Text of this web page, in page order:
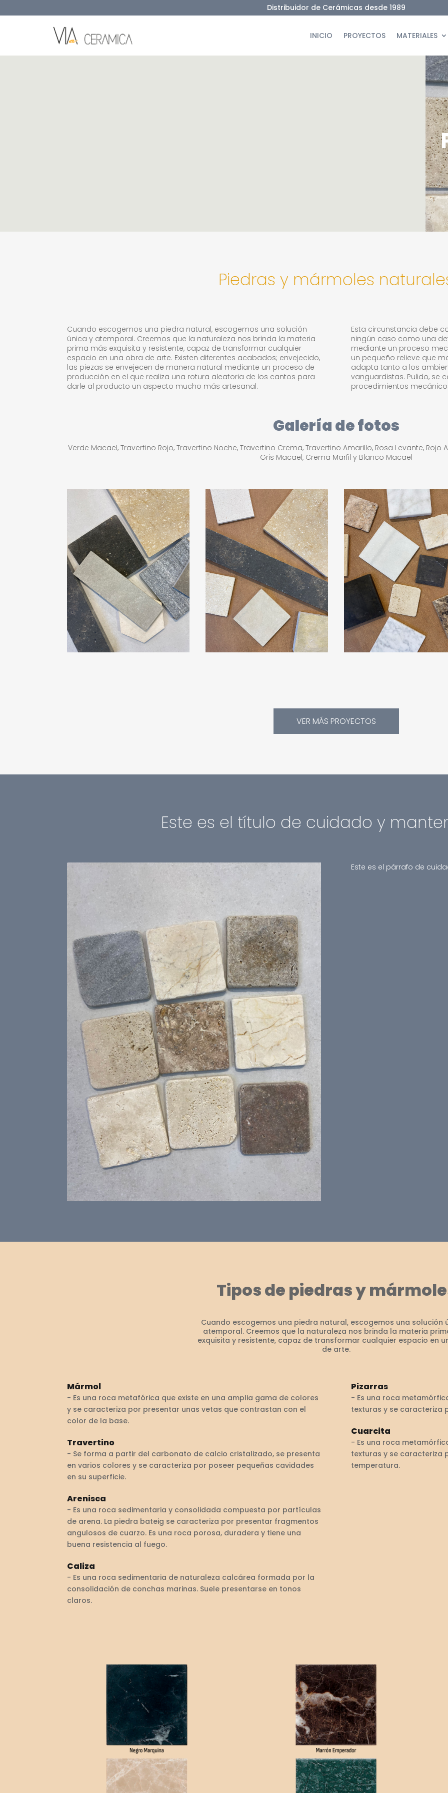
Distribuidor de Cerámicas desde 1989
INICIO PROYECTOS MATERIALES
Piedras y mármoles
Cuando escogemos una piedra natural, escogemos una solución
única y atemporal. Creemos que la naturaleza nos brinda la materia
prima más exquisita y resistente, capaz de transformar cualquier
espacio en una obra de arte. Existen diferentes acabados; envejecido,
las piezas se envejecen de manera natural mediante un proceso de
producción en el que realiza una rotura aleatoria de los cantos para
darle al producto un aspecto mucho más artesanal.
Esta circunstancia debe
ningún caso como una
mediante un proceso
un pequeño relieve que
adapta tanto a los
vanguardistas. Pulido, se
procedimientos
Galería de fotos
Verde Macael, Travertino Rojo, Travertino Noche, Travertino Crema, Travertino Amarillo, Rosa Levante,
Gris Macael, Crema Marfil y Blanco Macael
VER MÁS PROYECTOS
Este es el título de cuidado y
Este es el párrafo de
Tipos de piedras y
Cuando escogemos una piedra natural, escogemos una solución
atemporal. Creemos que la naturaleza nos brinda la materia
exquisita y resistente, capaz de transformar cualquier espacio en
de arte.
Mármol
- Es una roca metafórica que existe en una amplia gama de colores
y se caracteriza por presentar unas vetas que contrastan con el
color de la base.
Travertino
- Se forma a partir del carbonato de calcio cristalizado, se presenta
en varios colores y se caracteriza por poseer pequeñas cavidades
en su superficie.
Arenisca
- Es una roca sedimentaria y consolidada compuesta por partículas
de arena. La piedra bateig se caracteriza por presentar fragmentos
angulosos de cuarzo. Es una roca porosa, duradera y tiene una
buena resistencia al fuego.
Caliza
- Es una roca sedimentaria de naturaleza calcárea formada por la
consolidación de conchas marinas. Suele presentarse en tonos
claros.
Pizarras
- Es una roca
texturas y se caracteriza
Cuarcita
- Es una roca
texturas y se caracteriza
temperatura.